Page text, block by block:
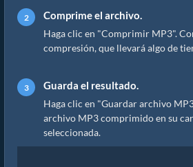
Comprime el archivo.
Haga clic en "Comprimir MP3".
compresión, que llevará algo de
Guarda el resultado.
Haga clic en "Guardar archivo
archivo MP3 comprimido en su
seleccionada.